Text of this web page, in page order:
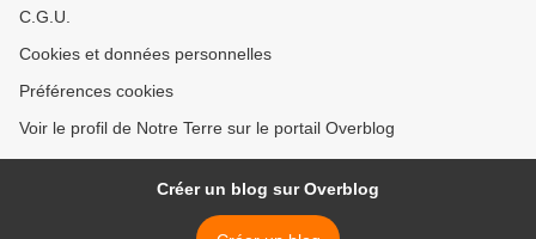
C.G.U.
Cookies et données personnelles
Préférences cookies
Voir le profil de Notre Terre sur le portail Overblog
Créer un blog sur Overblog